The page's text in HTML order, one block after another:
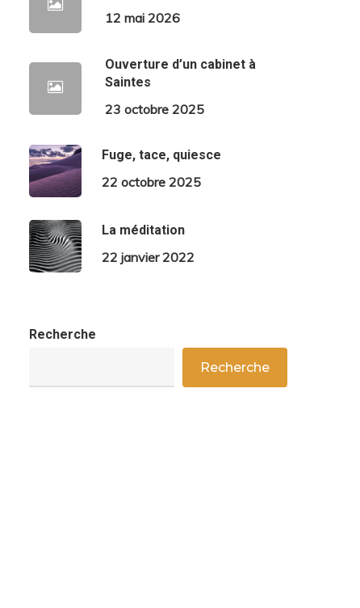
12 mai 2026
Ouverture d’un cabinet à
Saintes
23 octobre 2025
Fuge, tace, quiesce
22 octobre 2025
La méditation
22 janvier 2022
Recherche
Recherche